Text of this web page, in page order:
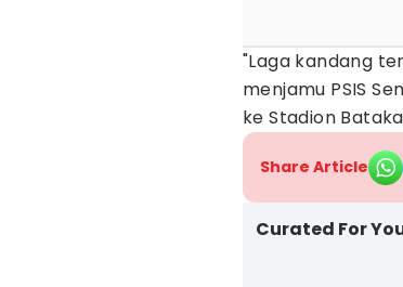
"Laga kandang
menjamu PSIS
ke Stadion
Share Article
Curated For